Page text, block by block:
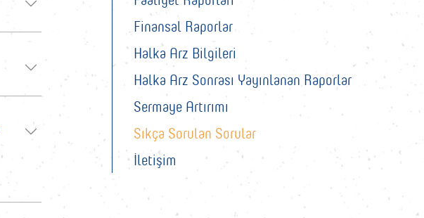
Finansal Raporlar
Halka Arz Bilgileri
Halka Arz Sonrası Yayınlanan Raporlar
Sermaye Artırımı
Sıkça Sorulan Sorular
İletişim